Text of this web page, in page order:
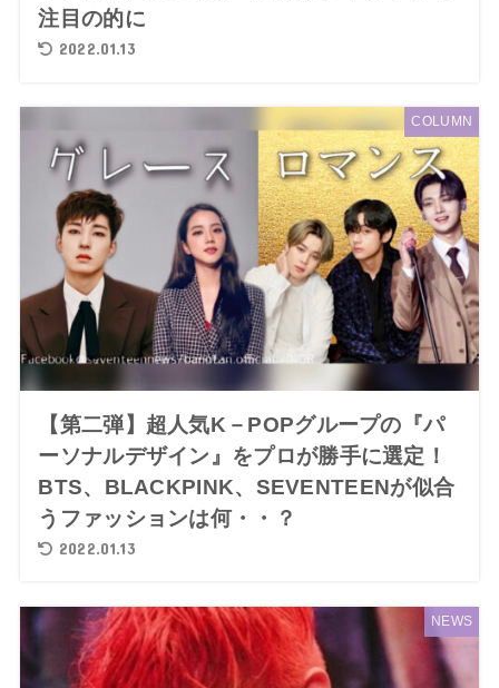
注目の的に
2022.01.13
COLUMN
【第二弾】超人気K－POPグループの『パ
ーソナルデザイン』をプロが勝手に選定！
BTS、BLACKPINK、SEVENTEENが似合
うファッションは何・・？
2022.01.13
NEWS